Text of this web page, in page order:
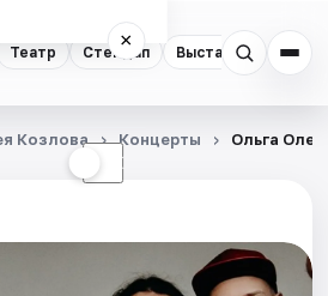
Театр Стендап Выставки
×
☾
Козлова Концерты Ольга